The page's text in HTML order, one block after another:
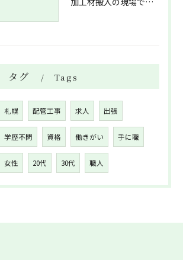
タグ Tags
札幌 配管工事 求人 出張
学歴不問 資格 働きがい 手に職
女性 20代 30代 職人